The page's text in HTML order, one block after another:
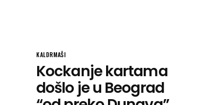
KALDRMAŠI
Kockanje kartama
došlo je u Beograd